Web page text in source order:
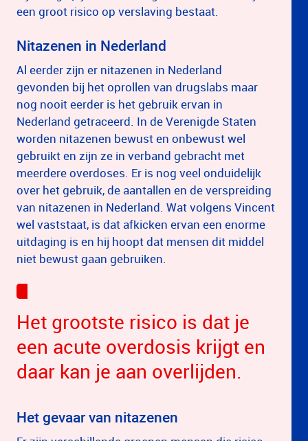
een groot risico op verslaving bestaat.
Nitazenen in Nederland
Al eerder zijn er nitazenen in Nederland
gevonden bij het oprollen van drugslabs maar
nog nooit eerder is het gebruik ervan in
Nederland getraceerd. In de Verenigde Staten
worden nitazenen bewust en onbewust wel
gebruikt en zijn ze in verband gebracht met
meerdere overdoses. Er is nog veel onduidelijk
over het gebruik, de aantallen en de verspreiding
van nitazenen in Nederland. Wat volgens Vincent
wel vaststaat, is dat afkicken ervan een enorme
uitdaging is en hij hoopt dat mensen dit middel
niet bewust gaan gebruiken.
Het grootste risico is dat je
een acute overdosis krijgt en
daar kan je aan overlijden.
Het gevaar van nitazenen